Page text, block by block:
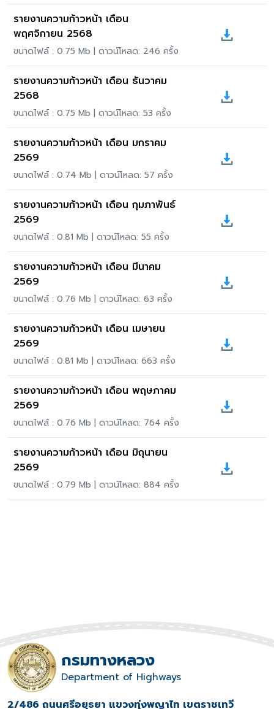
รายงานความก้าวหน้า เดือน
พฤศจิกายน 2568
ขนาดไฟล์ : 0.75 Mb | ดาวน์โหลด: 246 ครั้ง
รายงานความก้าวหน้า เดือน ธันวาคม
2568
ขนาดไฟล์ : 0.75 Mb | ดาวน์โหลด: 53 ครั้ง
รายงานความก้าวหน้า เดือน มกราคม
2569
ขนาดไฟล์ : 0.74 Mb | ดาวน์โหลด: 57 ครั้ง
รายงานความก้าวหน้า เดือน กุมภาพันธ์
2569
ขนาดไฟล์ : 0.81 Mb | ดาวน์โหลด: 55 ครั้ง
รายงานความก้าวหน้า เดือน มีนาคม
2569
ขนาดไฟล์ : 0.76 Mb | ดาวน์โหลด: 63 ครั้ง
รายงานความก้าวหน้า เดือน เมษายน
2569
ขนาดไฟล์ : 0.81 Mb | ดาวน์โหลด: 663 ครั้ง
รายงานความก้าวหน้า เดือน พฤษภาคม
2569
ขนาดไฟล์ : 0.76 Mb | ดาวน์โหลด: 764 ครั้ง
รายงานความก้าวหน้า เดือน มิถุนายน
2569
ขนาดไฟล์ : 0.79 Mb | ดาวน์โหลด: 884 ครั้ง
กรมทางหลวง
Department of Highways
2/486 ถนนศรีอยุธยา แขวงทุ่งพญาไท เขตราชเทวี